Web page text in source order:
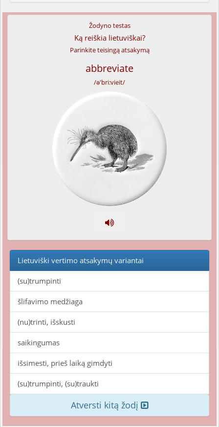
Žodyno testas
Ką reiškia lietuviškai?
Parinkite teisingą atsakymą
abbreviate
/ə'bri:vieit/
Lietuviški vertimo atsakymų variantai
(su)trumpinti
šlifavimo medžiaga
(nu)trinti, išskusti
saikingumas
išsimesti, prieš laiką gimdyti
(su)trumpinti, (su)traukti
Atversti kitą žodį